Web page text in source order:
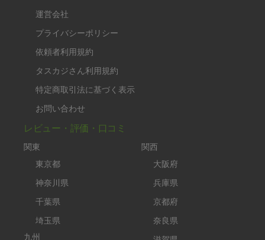
運営会社
プライバシーポリシー
依頼者利用規約
タスカジさん利用規約
特定商取引法に基づく表示
お問い合わせ
レビュー・評価・口コミ
関東
東京都
神奈川県
千葉県
埼玉県
九州
関西
大阪府
兵庫県
京都府
奈良県